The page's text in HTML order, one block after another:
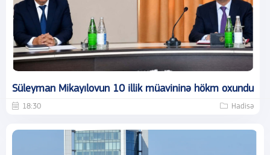
Süleyman Mikayılovun 10 illik müavininə hökm oxundu
18:30 Hadisə